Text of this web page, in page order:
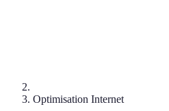
Optimisation Internet